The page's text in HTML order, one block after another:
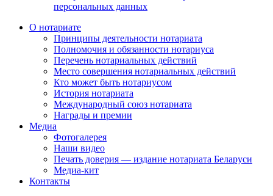
персональных данных
О нотариате
Принципы деятельности нотариата
Полномочия и обязанности нотариуса
Перечень нотариальных действий
Место совершения нотариальных действий
Кто может быть нотариусом
История нотариата
Международный союз нотариата
Награды и премии
Медиа
Фотогалерея
Наши видео
Печать доверия — издание нотариата Беларуси
Медиа-кит
Контакты